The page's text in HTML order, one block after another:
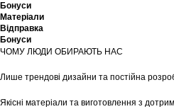
Бонуси
Матеріали
Відправка
Бонуси
ЧОМУ ЛЮДИ ОБИРАЮТЬ НАС
Лише трендові дизайни та постійна
Якісні матеріали та виготовлення з